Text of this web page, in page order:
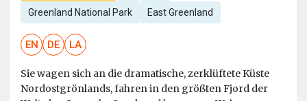
Greenland National Park East Greenland
EN DE LA
Sie wagen sich an die dramatische, zerklüftete Küste
Nordostgrönlands, fahren in den größten Fjord der